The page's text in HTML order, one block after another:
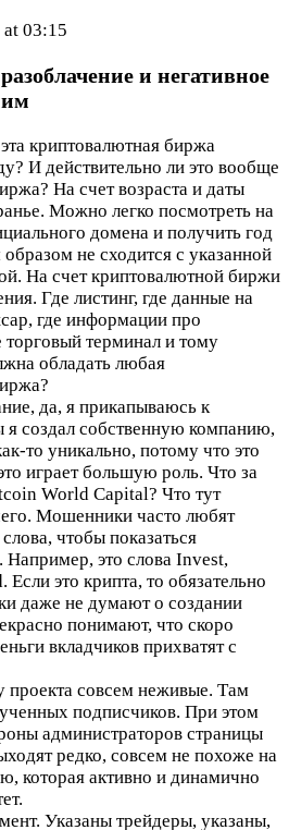
03:15
и негативное
криптовалютная биржа
И действительно ли это вообще
На счет возраста и даты
Можно легко посмотреть на
домена и получить год
не сходится с указанной
На счет криптовалютной биржи
Где листинг, где данные на
где информации про
торговый терминал и тому
обладать любая
да, я прикапываюсь к
я создал собственную компанию,
то уникально, потому что это
играет большую роль. Что за
World Capital? Что тут
Мошенники часто любят
чтобы показаться
это слова Invest,
это крипта, то обязательно
даже не думают о создании
понимают, что скоро
вкладчиков прихватят с
проекта совсем неживые. Там
подписчиков. При этом
администраторов страницы
редко, совсем не похоже на
которая активно и динамично
Указаны трейдеры, указаны,